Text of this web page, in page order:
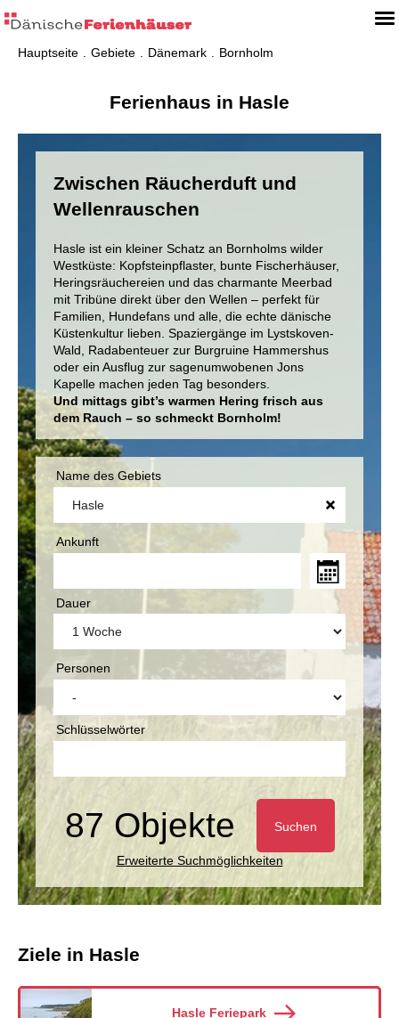
Hauptseite Gebiete Dänemark Bornholm
Ferienhaus in Hasle
Zwischen Räucherduft und
Wellenrauschen
Hasle ist ein kleiner Schatz an Bornholms wilder
Westküste: Kopfsteinpflaster, bunte Fischerhäuser,
Heringsräuchereien und das charmante Meerbad
mit Tribüne direkt über den Wellen – perfekt für
Familien, Hundefans und alle, die echte dänische
Küstenkultur lieben. Spaziergänge im Lystskoven-
Wald, Radabenteuer zur Burgruine Hammershus
oder ein Ausflug zur sagenumwobenen Jons
Kapelle machen jeden Tag besonders.
Und mittags gibt’s warmen Hering frisch aus
dem Rauch – so schmeckt Bornholm!
Name des Gebiets
Ankunft
Dauer
Personen
Schlüsselwörter
87 Objekte Suchen
Erweiterte Suchmöglichkeiten
Ziele in Hasle
Hasle Feriepark